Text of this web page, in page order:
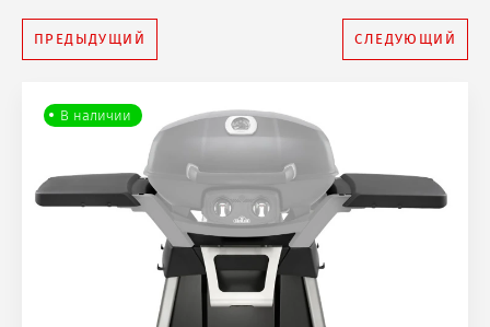
ПРЕДЫДУЩИЙ СЛЕДУЮЩИЙ
В наличии